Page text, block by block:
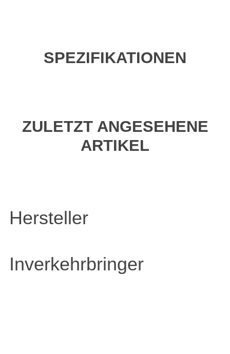
SPEZIFIKATIONEN
ZULETZT ANGESEHENE
ARTIKEL
Hersteller
Inverkehrbringer